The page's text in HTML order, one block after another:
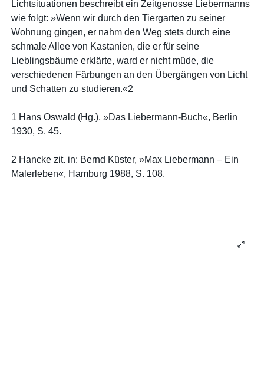
Lichtsituationen beschreibt ein Zeitgenosse Liebermanns
wie folgt: »Wenn wir durch den Tiergarten zu seiner
Wohnung gingen, er nahm den Weg stets durch eine
schmale Allee von Kastanien, die er für seine
Lieblingsbäume erklärte, ward er nicht müde, die
verschiedenen Färbungen an den Übergängen von Licht
und Schatten zu studieren.«2
1 Hans Oswald (Hg.), »Das Liebermann-Buch«, Berlin
1930, S. 45.
2 Hancke zit. in: Bernd Küster, »Max Liebermann – Ein
Malerleben«, Hamburg 1988, S. 108.